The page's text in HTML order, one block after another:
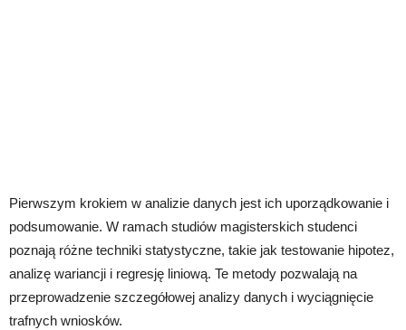
Pierwszym krokiem w analizie danych jest ich uporządkowanie i
podsumowanie. W ramach studiów magisterskich studenci
poznają różne techniki statystyczne, takie jak testowanie hipotez,
analizę wariancji i regresję liniową. Te metody pozwalają na
przeprowadzenie szczegółowej analizy danych i wyciągnięcie
trafnych wniosków.